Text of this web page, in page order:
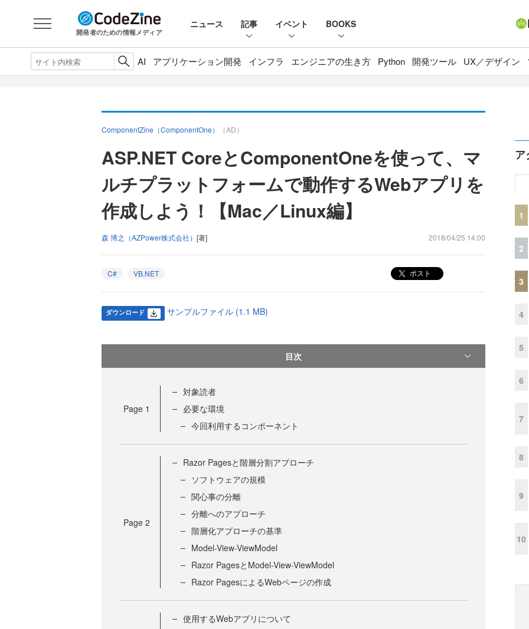
開発者のための情報メディア
ニュース 記事 イベント BOOKS
AI アプリケーション開発 インフラ エンジニアの生き方 Python 開発ツール UX／デザイン
ComponentZine（ComponentOne） （AD）
ASP.NET CoreとComponentOneを使って、マ
ルチプラットフォームで動作するWebアプリを
作成しよう！【Mac／Linux編】
森 博之（AZPower株式会社） [著] 2018/04/25 14:00
C# VB.NET ポスト
ダウンロード サンプルファイル (1.1 MB)
目次
Page 1
対象読者
必要な環境
今回利用するコンポーネント
Page 2
Razor Pagesと階層分割アプローチ
ソフトウェアの規模
関心事の分離
分離へのアプローチ
階層化アプローチの基準
Model-View-ViewModel
Razor PagesとModel-View-ViewModel
Razor PagesによるWebページの作成
使用するWebアプリについて
ア
1
2
3
4
5
6
7
8
9
10